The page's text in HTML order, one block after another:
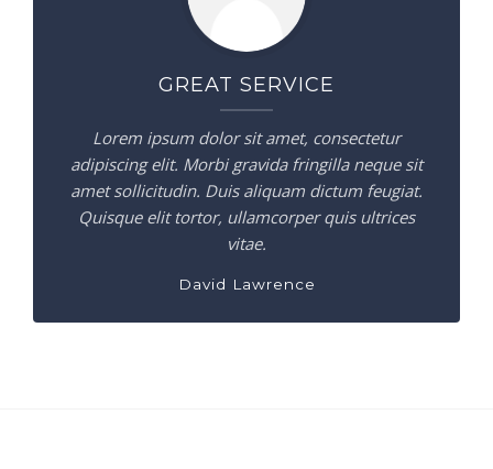
GREAT SERVICE
Lorem ipsum dolor sit amet, consectetur
adipiscing elit. Morbi gravida fringilla neque sit
amet sollicitudin. Duis aliquam dictum feugiat.
Quisque elit tortor, ullamcorper quis ultrices
vitae.
David Lawrence